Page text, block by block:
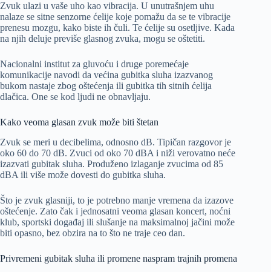
Zvuk ulazi u vaše uho kao vibracija. U unutrašnjem uhu
nalaze se sitne senzorne ćelije koje pomažu da se te vibracije
prenesu mozgu, kako biste ih čuli. Te ćelije su osetljive. Kada
na njih deluje previše glasnog zvuka, mogu se oštetiti.
Nacionalni institut za gluvoću i druge poremećaje
komunikacije navodi da većina gubitka sluha izazvanog
bukom nastaje zbog oštećenja ili gubitka tih sitnih ćelija
dlačica. One se kod ljudi ne obnavljaju.
Kako veoma glasan zvuk može biti štetan
Zvuk se meri u decibelima, odnosno dB. Tipičan razgovor je
oko 60 do 70 dB. Zvuci od oko 70 dBA i niži verovatno neće
izazvati gubitak sluha. Produženo izlaganje zvucima od 85
dBA ili više može dovesti do gubitka sluha.
Što je zvuk glasniji, to je potrebno manje vremena da izazove
oštećenje. Zato čak i jednosatni veoma glasan koncert, noćni
klub, sportski događaj ili slušanje na maksimalnoj jačini može
biti opasno, bez obzira na to što ne traje ceo dan.
Privremeni gubitak sluha ili promene naspram trajnih promena